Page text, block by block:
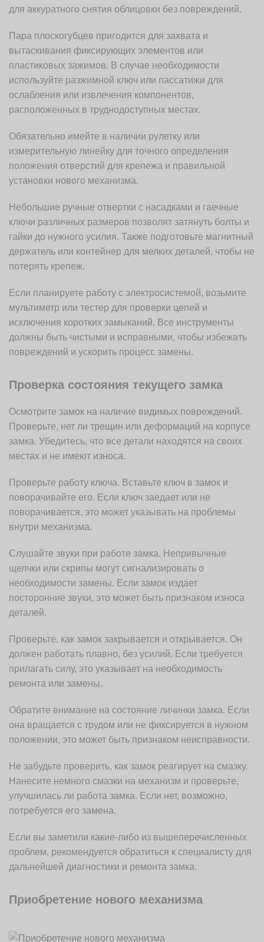
для аккуратного снятия облицовки без повреждений.
Пара плоскогубцев пригодится для захвата и
вытаскивания фиксирующих элементов или
пластиковых зажимов. В случае необходимости
используйте разжимной ключ или пассатижи для
ослабления или извлечения компонентов,
расположенных в труднодоступных местах.
Обязательно имейте в наличии рулетку или
измерительную линейку для точного определения
положения отверстий для крепежа и правильной
установки нового механизма.
Небольшие ручные отвертки с насадками и гаечные
ключи различных размеров позволят затянуть болты и
гайки до нужного усилия. Также подготовьте магнитный
держатель или контейнер для мелких деталей, чтобы не
потерять крепеж.
Если планируете работу с электросистемой, возьмите
мультиметр или тестер для проверки цепей и
исключения коротких замыканий. Все инструменты
должны быть чистыми и исправными, чтобы избежать
повреждений и ускорить процесс замены.
Проверка состояния текущего замка
Осмотрите замок на наличие видимых повреждений.
Проверьте, нет ли трещин или деформаций на корпусе
замка. Убедитесь, что все детали находятся на своих
местах и не имеют износа.
Проверьте работу ключа. Вставьте ключ в замок и
поворачивайте его. Если ключ заедает или не
поворачивается, это может указывать на проблемы
внутри механизма.
Слушайте звуки при работе замка. Непривычные
щелчки или скрипы могут сигнализировать о
необходимости замены. Если замок издает
посторонние звуки, это может быть признаком износа
деталей.
Проверьте, как замок закрывается и открывается. Он
должен работать плавно, без усилий. Если требуется
прилагать силу, это указывает на необходимость
ремонта или замены.
Обратите внимание на состояние личинки замка. Если
она вращается с трудом или не фиксируется в нужном
положении, это может быть признаком неисправности.
Не забудьте проверить, как замок реагирует на смазку.
Нанесите немного смазки на механизм и проверьте,
улучшилась ли работа замка. Если нет, возможно,
потребуется его замена.
Если вы заметили какие-либо из вышеперечисленных
проблем, рекомендуется обратиться к специалисту для
дальнейшей диагностики и ремонта замка.
Приобретение нового механизма